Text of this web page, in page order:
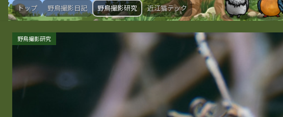
トップ 野鳥撮影日記 野鳥撮影研究 近江猫テック
野鳥撮影研究